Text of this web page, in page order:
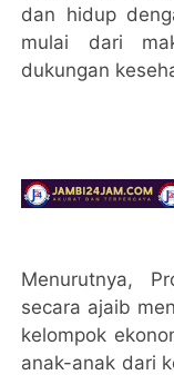
dan hidup
mulai dari
dukungan
Menurutnya,
secara ajaib
kelompok
anak-anak dari